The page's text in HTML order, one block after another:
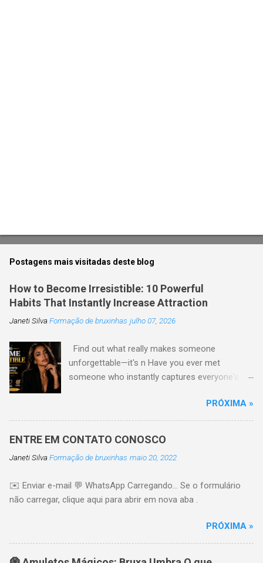
Postagens mais visitadas deste blog
How to Become Irresistible: 10 Powerful
Habits That Instantly Increase Attraction
Janeti Silva Formação de bruxinhas julho 07, 2026
Find out what really makes someone
unforgettable—it's n Have you ever met
someone who instantly captures everyone's
is usually not the perfect look or expensive
clothes. Truly irresistible people have habits and
attractive, confident, and more aware 1.
of the most attractive qualities a person can
have. It comes from trusting yourself,
your own life. People naturally like it Tip:
Practice positive self-talk every day. 🔥 Just
one click left... I'll send you three private videos.
PRÓXIMA »
ENTRE EM CONTATO CONOSCO
Janeti Silva Formação de bruxinhas maio 20, 2022
✉️ Enviar e-mail 💬 WhatsApp Carregando… Se o formulário
não carregar, clique aqui para abrir em nova aba .
PRÓXIMA »